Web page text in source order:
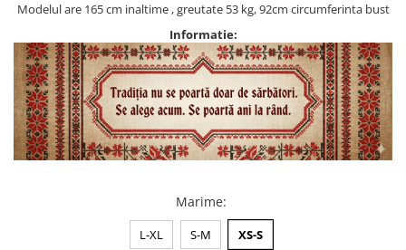
Modelul are 165 cm inaltime , greutate 53 kg, 92cm circumferinta bust
Informatie:
Marime:
L-XL S-M
XS-S